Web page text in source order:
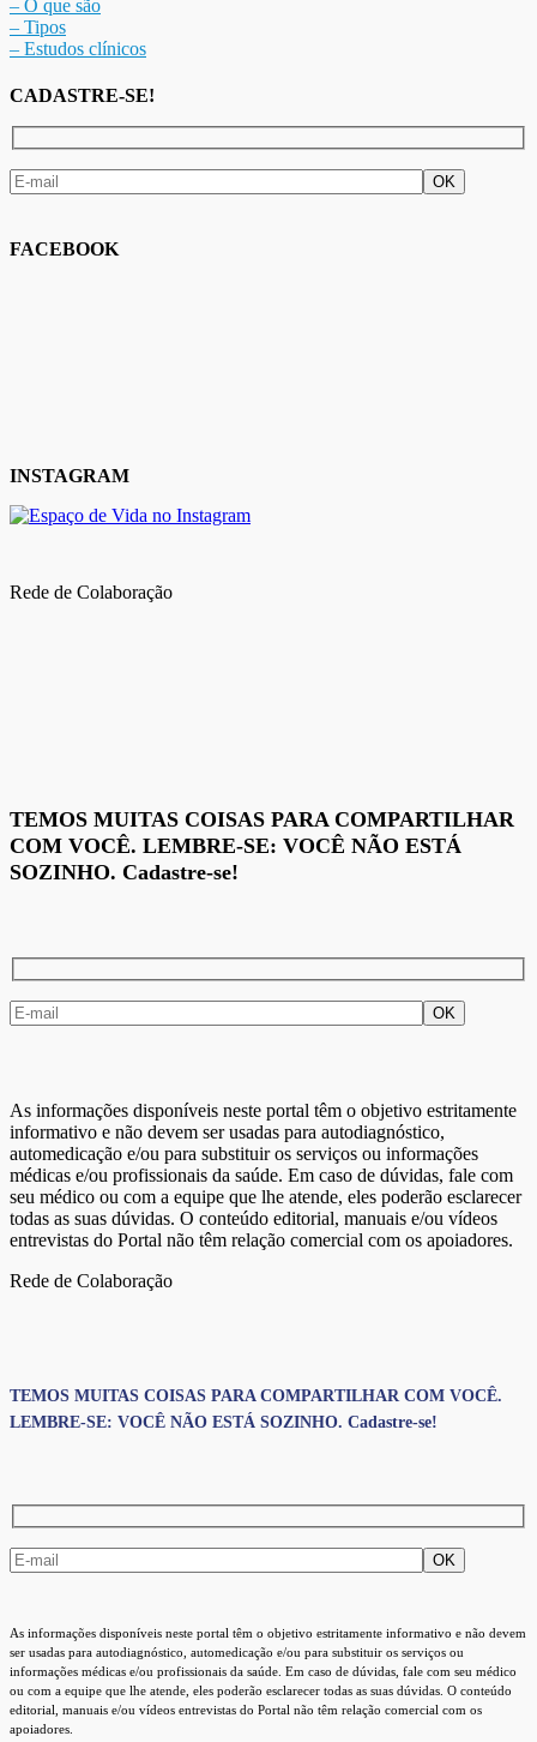
– O que são
– Tipos
– Estudos clínicos
CADASTRE-SE!
FACEBOOK
INSTAGRAM
Rede de Colaboração
TEMOS MUITAS COISAS PARA COMPARTILHAR
COM VOCÊ. LEMBRE-SE: VOCÊ NÃO ESTÁ
SOZINHO. Cadastre-se!
As informações disponíveis neste portal têm o objetivo estritamente
informativo e não devem ser usadas para autodiagnóstico,
automedicação e/ou para substituir os serviços ou informações
médicas e/ou profissionais da saúde. Em caso de dúvidas, fale com
seu médico ou com a equipe que lhe atende, eles poderão esclarecer
todas as suas dúvidas. O conteúdo editorial, manuais e/ou vídeos
entrevistas do Portal não têm relação comercial com os apoiadores.
Rede de Colaboração
TEMOS MUITAS COISAS PARA COMPARTILHAR COM VOCÊ.
LEMBRE-SE: VOCÊ NÃO ESTÁ SOZINHO. Cadastre-se!
As informações disponíveis neste portal têm o objetivo estritamente informativo e não devem
ser usadas para autodiagnóstico, automedicação e/ou para substituir os serviços ou
informações médicas e/ou profissionais da saúde. Em caso de dúvidas, fale com seu médico
ou com a equipe que lhe atende, eles poderão esclarecer todas as suas dúvidas. O conteúdo
editorial, manuais e/ou vídeos entrevistas do Portal não têm relação comercial com os
apoiadores.